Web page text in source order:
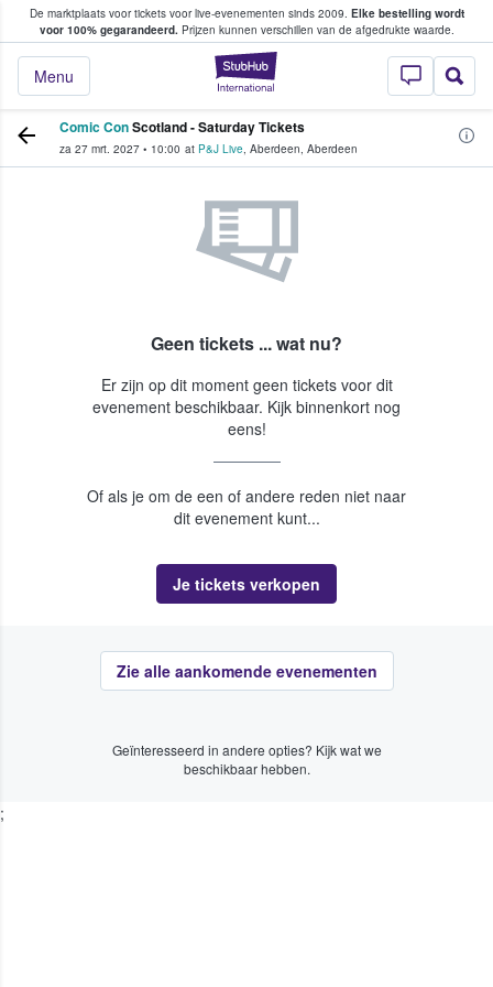
De marktplaats voor tickets voor live-evenementen sinds 2009. Elke bestelling wordt
voor 100% gegarandeerd.Prijzen kunnen verschillen van de afgedrukte waarde.
StubHub: waar
Menu
tickets kopen en verkopen
Comic ConScotland - Saturday Tickets
za 27 mrt. 2027 • 10:00 at P&J Live, Aberdeen, Aberdeen
Geen tickets ... wat nu?
Er zijn op dit moment geen tickets voor dit
evenement beschikbaar. Kijk binnenkort nog
eens!
Of als je om de een of andere reden niet naar
dit evenement kunt...
Je tickets verkopen
Zie alle aankomende evenementen
Geïnteresseerd in andere opties? Kijk wat we
beschikbaar hebben.
;